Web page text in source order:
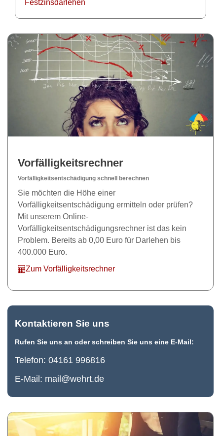
Festzinsdarlehen
Vorfälligkeitsrechner
Vorfälligkeitsentschädigung schnell berechnen
Sie möchten die Höhe einer
Vorfälligkeitsentschädigung ermitteln oder prüfen?
Mit unserem Online-
Vorfälligkeitsentschädigungsrechner ist das kein
Problem. Bereits ab 0,00 Euro für Darlehen bis
400.000 Euro.
Zum Vorfälligkeitsrechner
Kontaktieren Sie uns
Rufen Sie uns an oder schreiben Sie uns eine E-Mail:
Telefon: 04161 996816
E-Mail: mail@wehrt.de